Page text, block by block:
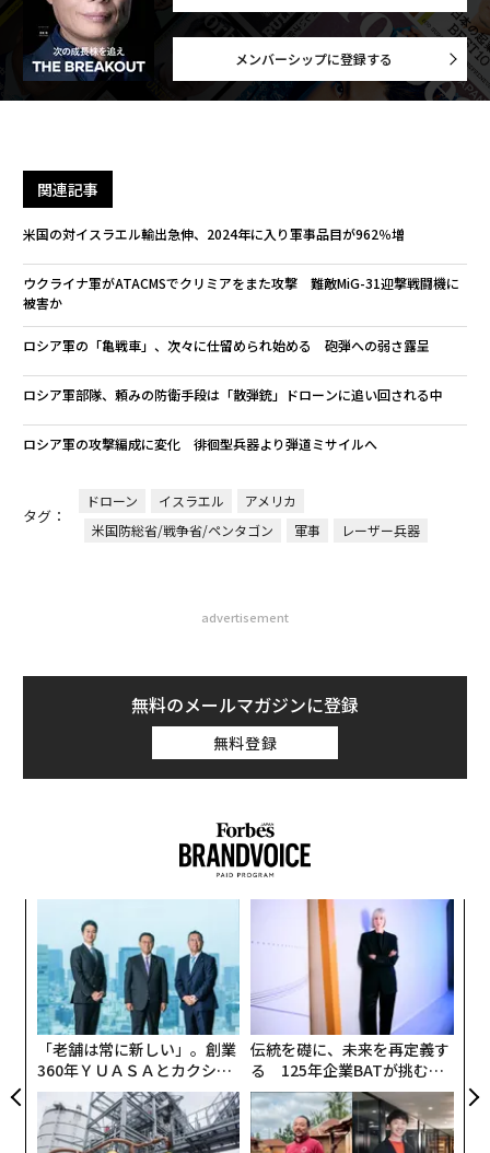
メンバーシップに登録する
関連記事
米国の対イスラエル輸出急伸、2024年に入り軍事品目が962％増
ウクライナ軍がATACMSでクリミアをまた攻撃 難敵MiG-31迎撃戦闘機に
被害か
ロシア軍の「亀戦車」、次々に仕留められ始める 砲弾への弱さ露呈
ロシア軍部隊、頼みの防衛手段は「散弾銃」ドローンに追い回される中
ロシア軍の攻撃編成に変化 徘徊型兵器より弾道ミサイルへ
タグ：
ドローン イスラエル
アメリカ
米国防総省/戦争省/ペンタゴン
軍事 レーザー兵器
advertisement
無料のメールマガジンに登録
無料登録
「老舗は常に新しい」。創業
360年ＹＵＡＳＡとカクシン
CEO田尻望が語る、AIを超え
る人の価値
伝統を礎に、未来を再定義す
る 125年企業BATが挑むス
モークレスな未来